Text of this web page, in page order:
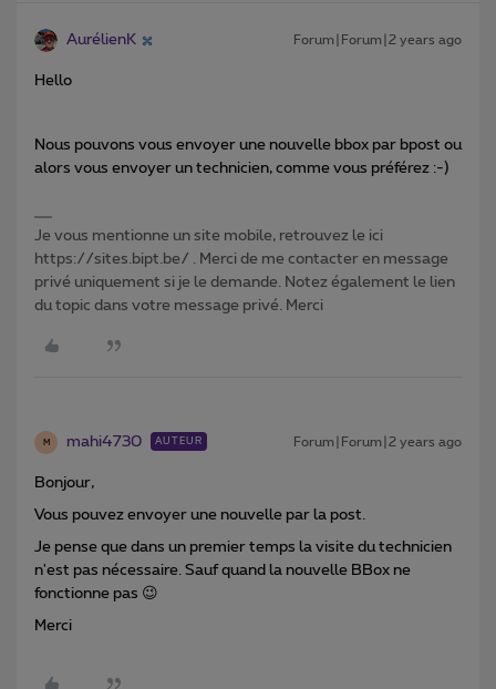
AurélienK Forum|Forum|2 years ago
Hello
Nous pouvons vous envoyer une nouvelle bbox par bpost ou
alors vous envoyer un technicien, comme vous préférez :-)
Je vous mentionne un site mobile, retrouvez le ici
https://sites.bipt.be/ . Merci de me contacter en message
privé uniquement si je le demande. Notez également le lien
du topic dans votre message privé. Merci
M mahi4730 AUTEUR Forum|Forum|2 years ago
Bonjour,
Vous pouvez envoyer une nouvelle par la post.
Je pense que dans un premier temps la visite du technicien
n'est pas nécessaire. Sauf quand la nouvelle BBox ne
fonctionne pas 😉
Merci